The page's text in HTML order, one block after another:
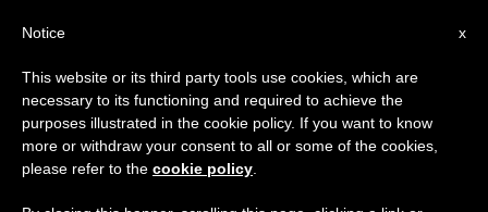
TAG
Posts Tagged
x
Notice
This website or its third party tools use cookies, which are
necessary to its functioning and required to achieve the
purposes illustrated in the cookie policy. If you want to know
more or withdraw your consent to all or some of the cookies,
please refer to the cookie policy